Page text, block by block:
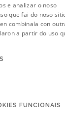
e analizar o noso
que fai do noso
combinala con
a partir do uso
FUNCIONAIS